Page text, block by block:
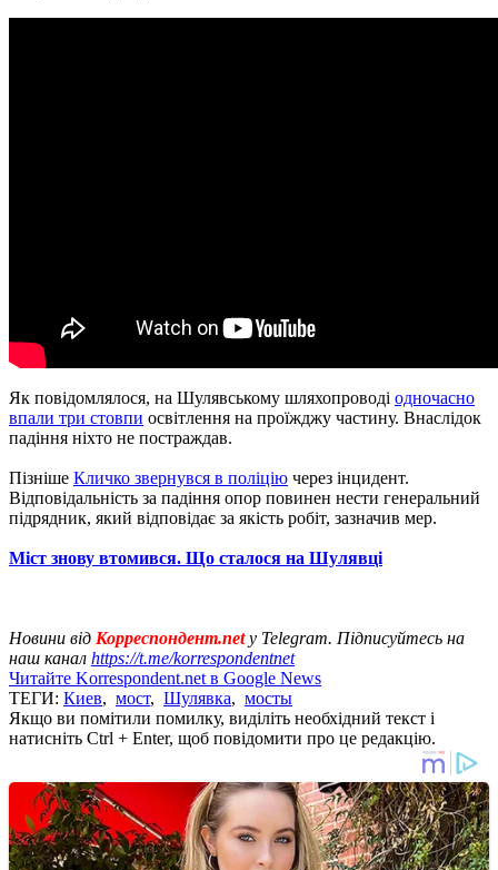
Як повідомлялося, на Шулявському шляхопроводі одночасно
впали три стовпи освітлення на проїжджу частину. Внаслідок
падіння ніхто не постраждав.
Пізніше Кличко звернувся в поліцію через інцидент.
Відповідальність за падіння опор повинен нести генеральний
підрядник, який відповідає за якість робіт, зазначив мер.
Міст знову втомився. Що сталося на Шулявці
Новини від Корреспондент.netу Telegram. Підписуйтесь на
наш канал https://t.me/korrespondentnet
Читайте Korrespondent.net в Google News
ТЕГИ: Киев, мост, Шулявка, мосты
Якщо ви помітили помилку, виділіть необхідний текст і
натисніть Ctrl + Enter, щоб повідомити про це редакцію.